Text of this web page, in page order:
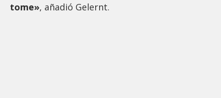
tome», añadió Gelernt.